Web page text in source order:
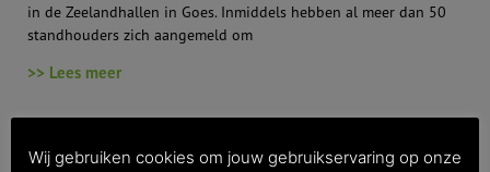
in de Zeelandhallen in Goes. Inmiddels hebben al meer dan 50
standhouders zich aangemeld om
>> Lees meer
Wij gebruiken cookies om jouw gebruikservaring op onze